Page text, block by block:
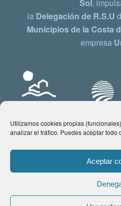
Utilizamos cookies propias
analizar el tráfico. Puedes aceptar todo
Aceptar
Sol,
la Delegación de R.S.U
Municipios de la Costa
empresa
© Copyright 2021